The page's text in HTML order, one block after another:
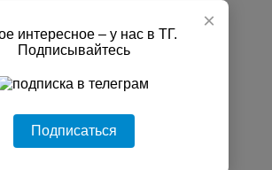
×
интересное – у нас в ТГ.
Подписывайтесь
Подписаться